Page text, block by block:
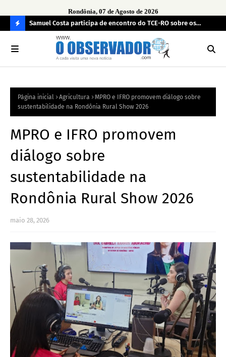
Rondônia, 07 de Agosto de 2026
O
R
Samuel Costa participa de encontro do TCE-RO sobre os
desafios de Rondônia para os próximos quatro anos
Página inicial Agricultura
MPRO e IFRO promovem diálogo sobre
sustentabilidade na Rondônia Rural Show 2026
MPRO e IFRO promovem
diálogo sobre
sustentabilidade na
Rondônia Rural Show 2026
maio 28, 2026